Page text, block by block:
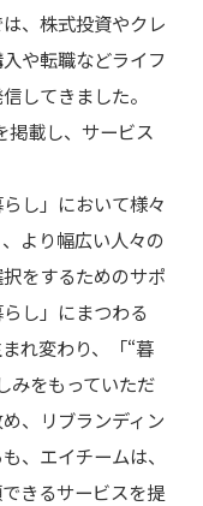
、株式投資やクレ
や転職などライフ
してきました。
載し、サービス
し」において様々
より幅広い人々の
をするためのサポ
し」にまつわる
れ変わり、「“暮
みをもっていただ
、リブランディン
、エイチームは、
きるサービスを提